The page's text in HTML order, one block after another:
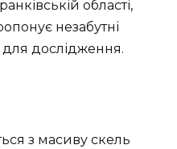
області,
незабутні
дослідження.
з масиву скель